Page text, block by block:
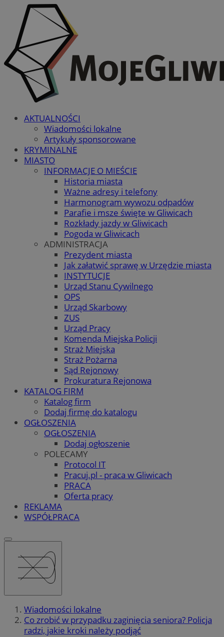
AKTUALNOŚCI
Wiadomości lokalne
Artykuły sponsorowane
KRYMINALNE
MIASTO
INFORMACJE O MIEŚCIE
Historia miasta
Ważne adresy i telefony
Harmonogram wywozu odpadów
Parafie i msze święte w Gliwicach
Rozkłady jazdy w Gliwicach
Pogoda w Gliwicach
ADMINISTRACJA
Prezydent miasta
Jak załatwić sprawę w Urzędzie miasta
INSTYTUCJE
Urząd Stanu Cywilnego
OPS
Urząd Skarbowy
ZUS
Urząd Pracy
Komenda Miejska Policji
Straż Miejska
Straż Pożarna
Sąd Rejonowy
Prokuratura Rejonowa
KATALOG FIRM
Katalog firm
Dodaj firmę do katalogu
OGŁOSZENIA
OGŁOSZENIA
Dodaj ogłoszenie
POLECAMY
Protocol IT
Pracuj.pl - praca w Gliwicach
PRACA
Oferta pracy
REKLAMA
WSPÓŁPRACA
Wiadomości lokalne
Co zrobić w przypadku zaginięcia seniora? Policja
radzi, jakie kroki należy podjąć